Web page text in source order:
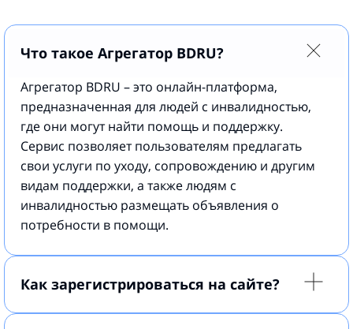
Что такое Агрегатор BDRU?
Агрегатор BDRU – это онлайн-платформа,
предназначенная для людей с инвалидностью,
где они могут найти помощь и поддержку.
Сервис позволяет пользователям предлагать
свои услуги по уходу, сопровождению и другим
видам поддержки, а также людям с
инвалидностью размещать объявления о
потребности в помощи.
Как зарегистрироваться на сайте?